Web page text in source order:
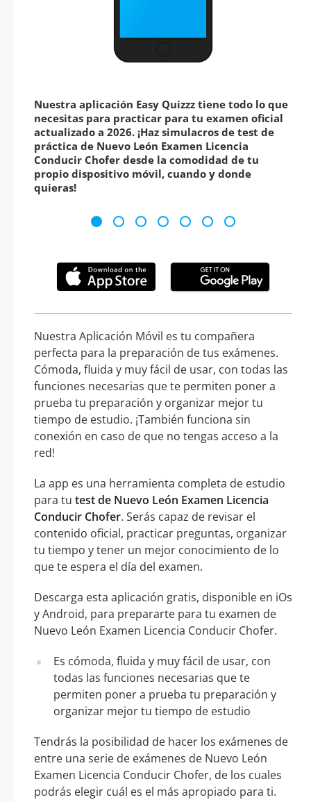
Nuestra aplicación Easy Quizzz tiene todo lo que
necesitas para practicar para tu examen oficial
actualizado a 2026. ¡Haz simulacros de test de
práctica de Nuevo León Examen Licencia
Conducir Chofer desde la comodidad de tu
propio dispositivo móvil, cuando y donde
quieras!
Nuestra Aplicación Móvil es tu compañera
perfecta para la preparación de tus exámenes.
Cómoda, fluida y muy fácil de usar, con todas las
funciones necesarias que te permiten poner a
prueba tu preparación y organizar mejor tu
tiempo de estudio. ¡También funciona sin
conexión en caso de que no tengas acceso a la
red!
La app es una herramienta completa de estudio
para tu test de Nuevo León Examen Licencia
Conducir Chofer. Serás capaz de revisar el
contenido oficial, practicar preguntas, organizar
tu tiempo y tener un mejor conocimiento de lo
que te espera el día del examen.
Descarga esta aplicación gratis, disponible en iOs
y Android, para prepararte para tu examen de
Nuevo León Examen Licencia Conducir Chofer.
Es cómoda, fluida y muy fácil de usar, con
todas las funciones necesarias que te
permiten poner a prueba tu preparación y
organizar mejor tu tiempo de estudio
Tendrás la posibilidad de hacer los exámenes de
entre una serie de exámenes de Nuevo León
Examen Licencia Conducir Chofer, de los cuales
podrás elegir cuál es el más apropiado para ti.